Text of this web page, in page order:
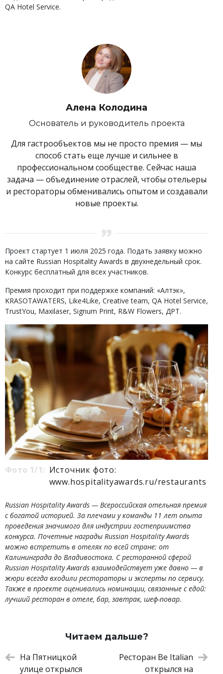
QA Hotel Service.
Алена Колодина
Основатель и руководитель проекта
Для гастрообъектов мы не просто премия — мы
способ стать еще лучше и сильнее в
профессиональном сообществе. Сейчас наша
задача — объединение отраслей, чтобы отельеры
и рестораторы обменивались опытом и создавали
новые проекты.
Проект стартует 1 июля 2025 года. Подать заявку можно
на сайте Russian Hospitality Awards в двухнедельный срок.
Конкурс бесплатный для всех участников.
Премия проходит при поддержке компаний: «Алтэк»,
KRASOTAWATERS, Like4Like, Creative team, QA Hotel Service,
TrustYou, Maxilaser, Signum Print, R&W Flowers, ДРТ.
Фото 1/1: Источник фото:
www.hospitalityawards.ru/restaurants
Russian Hospitality Awards — Всероссийская отельная премия
с богатой историей. За плечами у команды 11 лет опыта
проведения значимого для индустрии гостеприимства
конкурса. Почетные награды Russian Hospitality Awards
можно встретить в отелях по всей стране: от
Калининграда до Владивостока. С ресторанной сферой
Russian Hospitality Awards взаимодействует уже давно — в
жюри всегда входили рестораторы и эксперты по сервису.
Также в проекте оценивались номинации, связанные с едой:
лучший ресторан в отеле, бар, завтрак, шеф-повар.
Читаем дальше?
На Пятницкой
улице открылся
Ресторан Be Italian
открылся на